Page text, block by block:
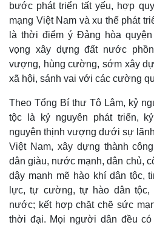
bước phát triển tất yếu, hợp
mạng Việt Nam và xu thế phát
là thời điểm ý Đảng hòa
vọng xây dựng đất nước
vượng, hùng cường, sớm xây
xã hội, sánh vai với các cường
Theo Tổng Bí thư Tô Lâm, kỷ
tộc là kỷ nguyên phát triển,
nguyên thịnh vượng dưới sự
Việt Nam, xây dựng thành
dân giàu, nước mạnh, dân chủ,
dậy mạnh mẽ hào khí dân tộc,
lực, tự cường, tự hào dân tộc,
nước; kết hợp chặt chẽ sức
thời đại. Mọi người dân đều có